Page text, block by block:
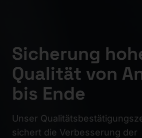
Sicherung
Qualität von
bis Ende
Unser
sichert die Verbesserung der